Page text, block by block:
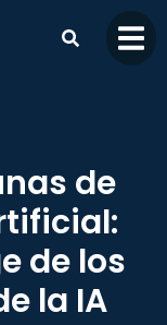
de
de los
la IA